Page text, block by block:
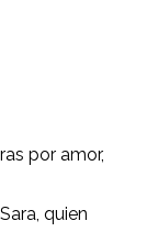
por amor,
quien